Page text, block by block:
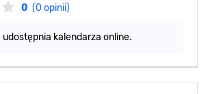
0 (0 opinii)
udostępnia kalendarza online.